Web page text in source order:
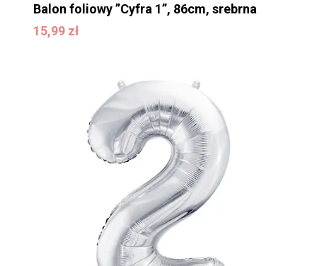
Brak produktów w
koszyku.
Balon foliowy ”Cyfra 1”, 86cm, srebrna
15,99 zł
15,99